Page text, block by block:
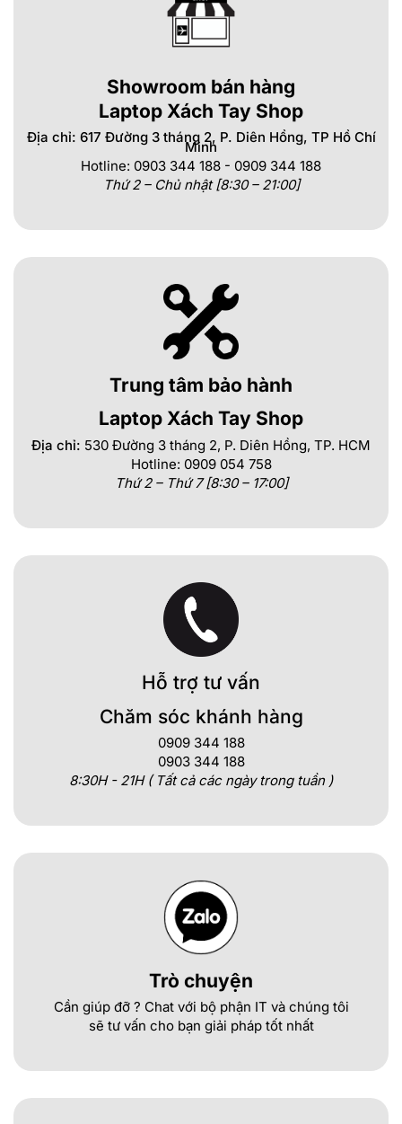
Showroom bán hàng
Laptop Xách Tay Shop
Địa chỉ: 617 Đường 3 tháng 2, P. Diên Hồng, TP Hồ Chí
Minh
Hotline: 0903 344 188 - 0909 344 188
Thứ 2 – Chủ nhật [8:30 – 21:00]
Trung tâm bảo hành
Laptop Xách Tay Shop
Địa chỉ: 530 Đường 3 tháng 2, P. Diên Hồng, TP. HCM
Hotline: 0909 054 758
Thứ 2 – Thứ 7 [8:30 – 17:00]
Hỗ trợ tư vấn
Chăm sóc khánh hàng
0909 344 188
0903 344 188
8:30H - 21H ( Tất cả các ngày trong tuần )
Trò chuyện
Cần giúp đỡ ? Chat với bộ phận IT và chúng tôi
sẽ tư vấn cho bạn giải pháp tốt nhất